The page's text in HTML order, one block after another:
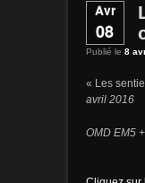
Avr
08
Publié le 8
« Les
avril 2016
OMD EM5